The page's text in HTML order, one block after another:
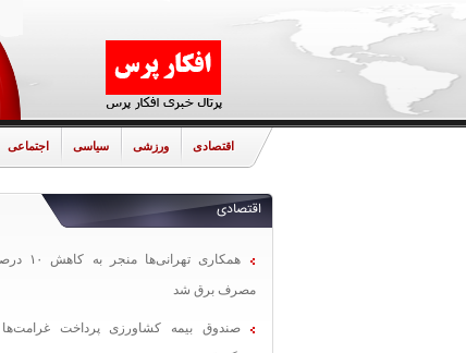
اقتصادی ورزشی سیاسی اجتماعی
اقتصادی
همکاری تهرانی‌ها
مصرف برق شد
صندوق بیمه کشاورزی پرداخت غرامت‌ها